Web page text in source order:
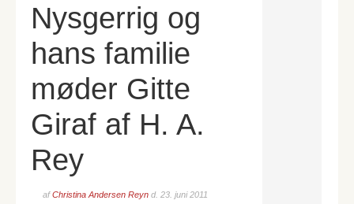
Nysgerrig og
hans familie
møder Gitte
Giraf af H. A.
Rey
afChristina Andersen Reyn d. 23. juni 2011